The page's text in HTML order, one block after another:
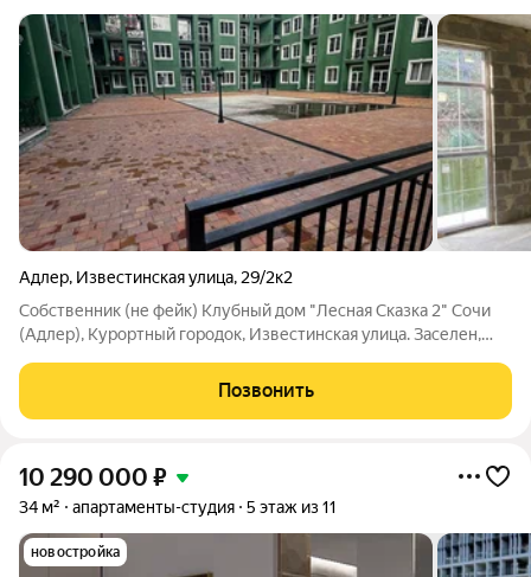
Адлер, Известинская улица, 29/2к2
Собственник (не фейк) Клубный дом "Лесная Сказка 2" Сочи
(Адлер), Курортный городок, Известинская улица. Заселен,
и машин). Корпус 2, этаж 3/5. Такой планировки всего 2 на
этаже! Возможно
Позвонить
10 290 000 ₽
34 м² апартаменты-студия 5 этаж из 11
новостройка